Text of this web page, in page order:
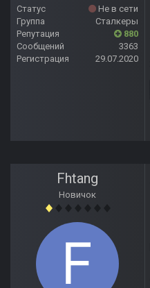
Статус
Не в сети
Группа
Сталкеры
Репутация
880
Сообщений
3363
Регистрация
29.07.2020
Fhtang
Новичок